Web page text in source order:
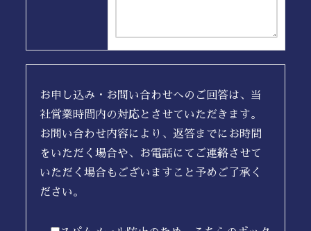
お申し込み・お問い合わせへのご回答は、当
社営業時間内の対応とさせていただきます。
お問い合わせ内容により、返答までにお時間
をいただく場合や、お電話にてご連絡させて
いただく場合もございますこと予めご了承く
ださい。